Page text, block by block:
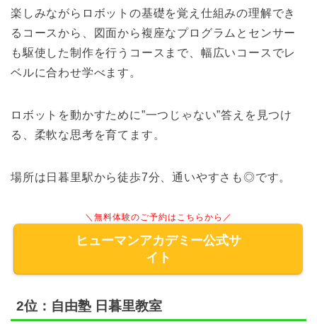
楽しみながらロボットの基礎を覚え仕組みの理解でき
るコースから、図面から複座なプログラムとセンサー
も駆使した制作を行うコースまで、幅広いコースでレ
ベルに合わせ学べます。
ロボットを動かすために”一つじゃない”答えを見つけ
る、柔軟な思考を育てます。
場所は日暮里駅から徒歩7分、通いやすさも◎です。
＼無料体験のご予約はこちらから／
ヒューマンアカデミー公式サ
イト
2位：自由塾 日暮里教室